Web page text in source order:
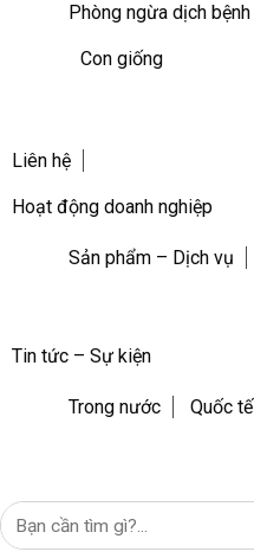
Phòng ngừa dịch bệnh
Con giống
Liên hệ
Hoạt động doanh nghiệp
Sản phẩm – Dịch vụ
Tin tức – Sự kiện
Trong nước Quốc tế